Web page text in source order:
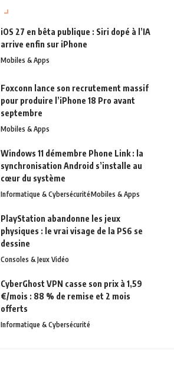
iOS 27 en bêta publique : Siri dopé à l’IA
arrive enfin sur iPhone
Mobiles & Apps
Foxconn lance son recrutement massif
pour produire l’iPhone 18 Pro avant
septembre
Mobiles & Apps
Windows 11 démembre Phone Link : la
synchronisation Android s’installe au
cœur du système
Informatique & CybersécuritéMobiles & Apps
PlayStation abandonne les jeux
physiques : le vrai visage de la PS6 se
dessine
Consoles & Jeux Vidéo
CyberGhost VPN casse son prix à 1,59
€/mois : 88 % de remise et 2 mois
offerts
Informatique & Cybersécurité